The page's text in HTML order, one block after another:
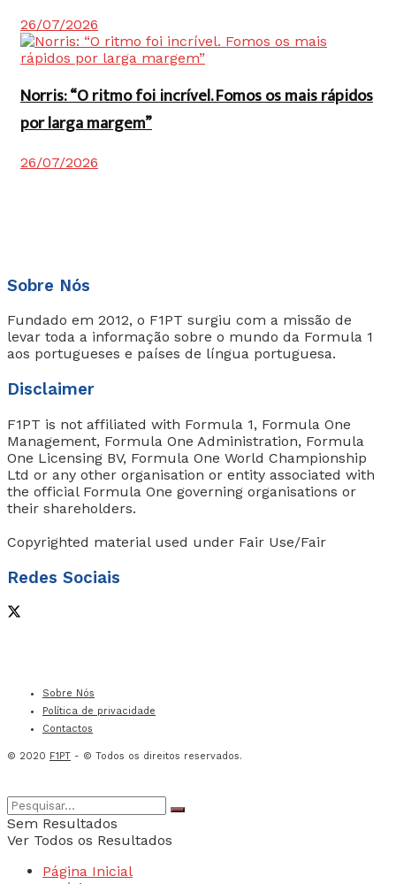
26/07/2026
Norris: “O ritmo foi incrível. Fomos os mais rápidos
por larga margem”
26/07/2026
Sobre Nós
Fundado em 2012, o F1PT surgiu com a missão de
levar toda a informação sobre o mundo da Formula 1
aos portugueses e países de língua portuguesa.
Disclaimer
F1PT is not affiliated with Formula 1, Formula One
Management, Formula One Administration, Formula
One Licensing BV, Formula One World Championship
Ltd or any other organisation or entity associated with
the official Formula One governing organisations or
their shareholders.
Copyrighted material used under Fair Use/Fair
Redes Sociais
Sobre Nós
Política de privacidade
Contactos
© 2020 F1PT - © Todos os direitos reservados.
Sem Resultados
Ver Todos os Resultados
Página Inicial